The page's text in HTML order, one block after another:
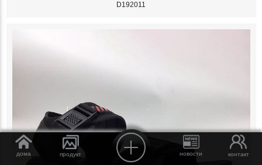
D192011
дома продукт новости контакт